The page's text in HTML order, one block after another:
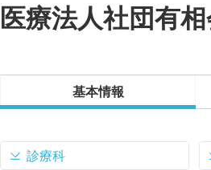
医療法人社団有
基本情報
診療科